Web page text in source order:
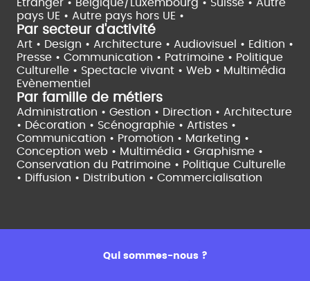
Etranger • Belgique/Luxembourg • Suisse • Autre
pays UE • Autre pays hors UE •
Par secteur d'activité
Art • Design • Architecture • Audiovisuel • Edition •
Presse • Communication • Patrimoine • Politique
Culturelle • Spectacle vivant • Web • Multimédia
Evènementiel
Par famille de métiers
Administration • Gestion • Direction • Architecture
• Décoration • Scénographie • Artistes •
Communication • Promotion • Marketing •
Conception web • Multimédia • Graphisme •
Conservation du Patrimoine • Politique Culturelle
• Diffusion • Distribution • Commercialisation
Qui sommes-nous ?